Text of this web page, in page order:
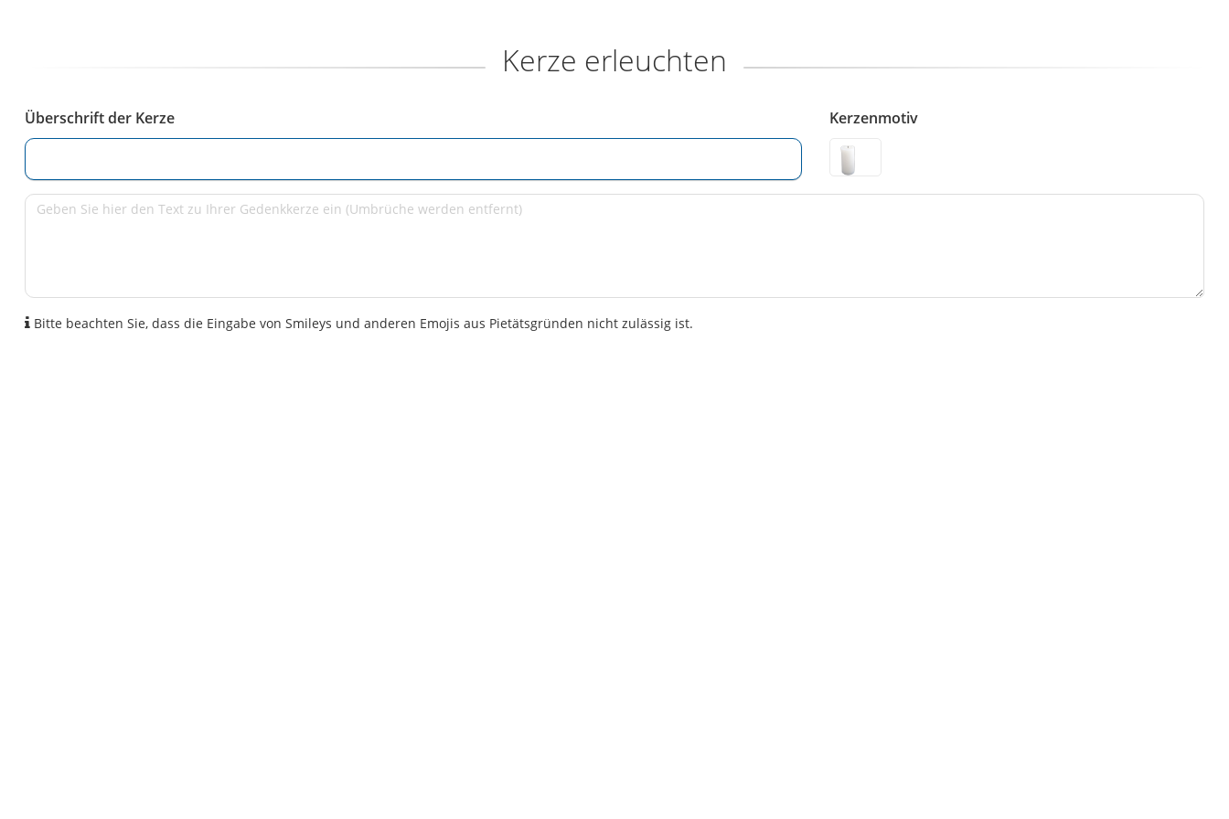
Kerze erleuchten
Überschrift der Kerze Kerzenmotiv
Bitte beachten Sie, dass die Eingabe von Smileys und anderen Emojis aus Pietätsgründen nicht zulässig ist.